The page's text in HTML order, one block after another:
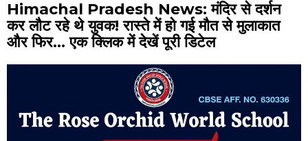
Himachal Pradesh News: मंदिर से दर्शन
कर लौट रहे थे युवक! रास्ते में हो गई मौत से मुलाकात
और फिर… एक क्लिक में देखें पूरी डिटेल